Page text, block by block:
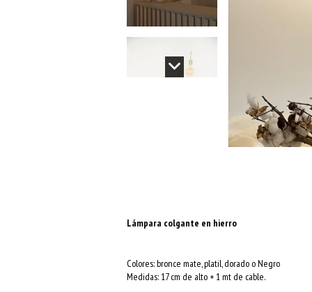
Lámpara colgante en hierro
Colores: bronce mate, platil, dorado o Negro
Medidas: 17 cm de alto + 1 mt de cable.